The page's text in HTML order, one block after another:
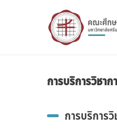
Skip to content
การบริการวิชาก
การบริการวิ